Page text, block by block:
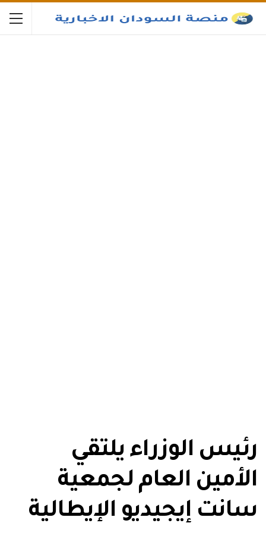
رئيس الوزراء يلتقي
الأمين العام لجمعية
سانت إيجيديو الإيطالية